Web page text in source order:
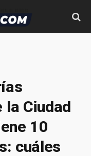
Ciudad
10
cuáles